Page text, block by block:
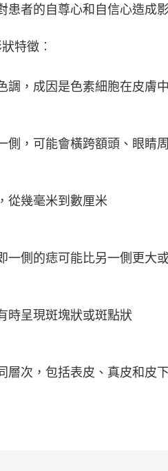
患者的自尊心和自信心造成
特徵︰
調，成因是色素細胞在皮膚
側，可能會橫跨額頭、眼睛
從幾毫米到數厘米
一側的痣可能比另一側更大
時呈現斑塊狀或斑點狀
層次，包括表皮、真皮和皮